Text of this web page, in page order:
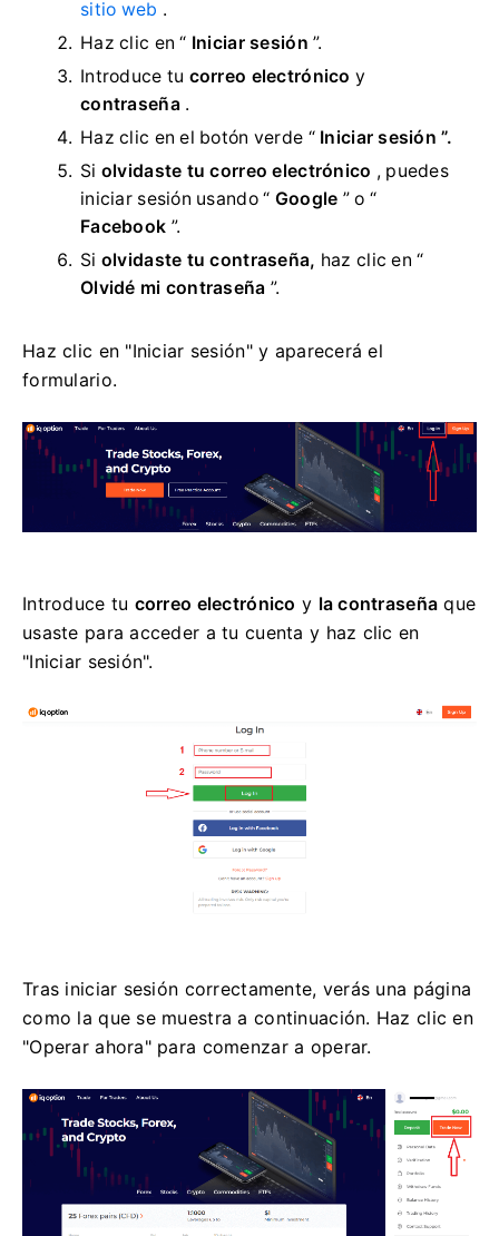
sitio web .
Haz clic en “ Iniciar sesión ”.
Introduce tu correo electrónico y
contraseña .
Haz clic en el botón verde “ Iniciar sesión ”.
Si olvidaste tu correo electrónico , puedes
iniciar sesión usando “ Google ” o “
Facebook ”.
Si olvidaste tu contraseña, haz clic en “
Olvidé mi contraseña ”.
Haz clic en "Iniciar sesión" y aparecerá el
formulario.
Introduce tu correo electrónico y la contraseña que
usaste para acceder a tu cuenta y haz clic en
"Iniciar sesión".
Tras iniciar sesión correctamente, verás una página
como la que se muestra a continuación. Haz clic en
"Operar ahora" para comenzar a operar.